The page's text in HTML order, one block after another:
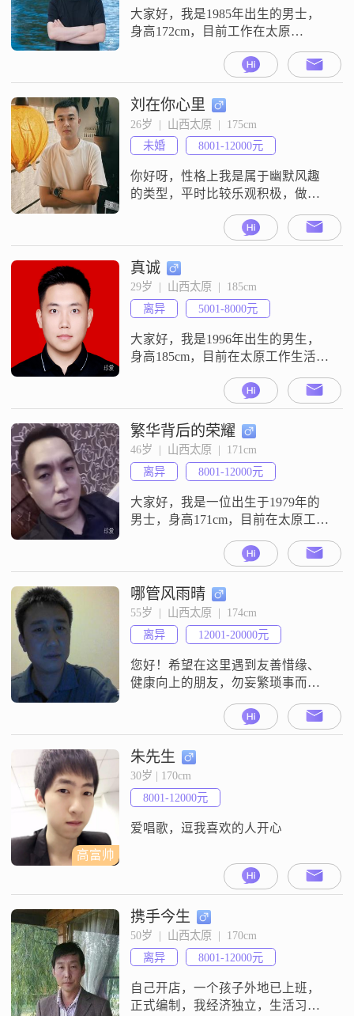
大家好，我是1985年出生的男士，
身高172cm，目前工作在太原
##3002##我的学历是大学本科，月
收入在50000元以上##3002##关于我
的性格，熟悉我的朋友觉得我是一
个稳重可靠的人，同时责任感也比
较强##3002##平时为人随和，比较
好相处##3002##我是一个重视家庭
的人，认为家庭是生活的重心
##3002
刘在你心里
26岁  |  山西太原  |  175cm
未婚
8001-12000元
你好呀，性格上我是属于幽默风趣
的类型，平时比较乐观积极，做事
成熟稳重，自认责任感也比较强
##3002##对于生活，我一直在追求
事业成功，同时也很看重平衡工作
与生活的关系##3002##现在在太原
工作生活##3002##平时的休闲时
间，我喜欢美食探店，也爱外出旅
行，觉得这些都是放松和体验世界
的好方式##3002##来到这
真诚
29岁  |  山西太原  |  185cm
离异
5001-8000元
大家好，我是1996年出生的男生，
身高185cm，目前在太原工作生活
##3002##我的学历是大学本科，月
收入在5001到8000元之间##3002##
我的性格比较稳重可靠，平时算是
个自信果断的人，外向健谈，乐观
积极##3002##在相处中，我觉得相
互尊重##3001##真诚相待很重要，
也一直相信感情需要双向奔赴，所
以
繁华背后的荣耀
46岁  |  山西太原  |  171cm
离异
8001-12000元
大家好，我是一位出生于1979年的
男士，身高171cm，目前在太原工
之间，拥有大专学历。在生活和工
作上，我一直保持着稳重可靠的态
度，责任感强，对待每一件事都会
尽心尽力去完成。我性格乐观积
极，面对困难和挑战总能保持积极
的心态去应对。我非常追求事业成
功，希望能在自己的领域里不断进
步，
哪管风雨晴
55岁  |  山西太原  |  174cm
离异
12001-20000元
您好！希望在这里遇到友善惜缘、
健康向上的朋友，勿妄繁琐事而自
高富帅
朱先生
30岁 | 170cm
8001-12000元
爱唱歌，逗我喜欢的人开心
携手今生
50岁  |  山西太原  |  170cm
离异
8001-12000元
自己开店，一个孩子外地已上班，
正式编制，我经济独立，生活习惯